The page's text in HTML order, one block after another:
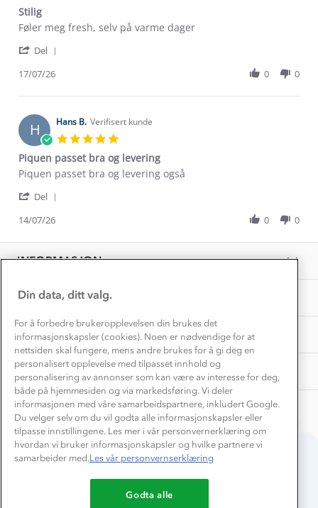
Stilig
Review
Jeanette
on
Jul
review
Stilig
Føler meg fresh, selv på varme dager
Del
Jeanette
on
17
Jul
2026
17/07/26 0 0
H Hans B. Verifisert kunde
rating
Piquen passet bra og levering
Review
Hans
on
Jul
2026
review
Piquen
bra
levering
Piquen passet bra og levering også
Del
Hans
B.
Jul
2026
14/07/26 0 0
INFORMASJON
Kundeservice
Konkurransevinnere
Kundeklubb
Våre butikker
Bedrift, barnehage og SFO
Presse
OM OSS
Verdigrunnlag
Klima og miljø
Dyreetikk
1% til samfunnet
Inkludering
Materialer
Personvern
Samarbeide med oss?
TIPS OG RÅD
Alt du trenger til Norgesferien
Dette trenger du til barnehagen
Gravidklær
Hvordan velge riktig turtøy?
Store størrelser
Turmat oppskrifter
Beredskap
AKTIVITETER
Få turinspirasjon og tips her⛰
Overnatte utendørs⛺
Leirskole 🥾
Barnehageansatt
Tips til hyttetur
Du betaler enkelt med
Din data, ditt valg.
For å forbedre brukeropplevelsen din brukes det
informasjonskapsler (cookies). Noen er nødvendige for at
nettsiden skal fungere, mens andre brukes for å gi deg en
personalisert opplevelse med tilpasset innhold og
personalisering av annonser som kan være av interesse for deg,
både på hjemmesiden og via markedsføring. Vi deler
informasjonen med våre samarbeidspartnere, inkludert Google.
Du velger selv om du vil godta alle informasjonskapsler eller
tilpasse innstillingene. Les mer i vår personvernerklæring om
hvordan vi bruker informasjonskapsler og hvilke partnere vi
samarbeider med.Les vår personvernserklæring
Godta alle